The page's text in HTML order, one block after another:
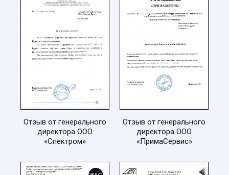
Отзыв от генерального
директора ООО
«Спектром»
Отзыв от генерального
директора ООО
«ПримаСервис»